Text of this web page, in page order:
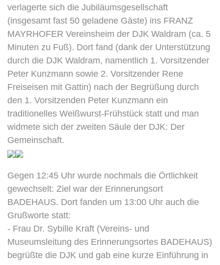
verlagerte sich die Jubiläumsgesellschaft
(insgesamt fast 50 geladene Gäste) ins FRANZ
MAYRHOFER Vereinsheim der DJK Waldram (ca. 5
Minuten zu Fuß). Dort fand (dank der Unterstützung
durch die DJK Waldram, namentlich 1. Vorsitzender
Peter Kunzmann sowie 2. Vorsitzender Rene
Freiseisen mit Gattin) nach der Begrüßung durch
den 1. Vorsitzenden Peter Kunzmann ein
traditionelles Weißwurst-Frühstück statt und man
widmete sich der zweiten Säule der DJK: Der
Gemeinschaft.
Gegen 12:45 Uhr wurde nochmals die Örtlichkeit
gewechselt: Ziel war der Erinnerungsort
BADEHAUS. Dort fanden um 13:00 Uhr auch die
Grußworte statt:
- Frau Dr. Sybille Kraft (Vereins- und
Museumsleitung des Erinnerungsortes BADEHAUS)
begrüßte die DJK und gab eine kurze Einführung in